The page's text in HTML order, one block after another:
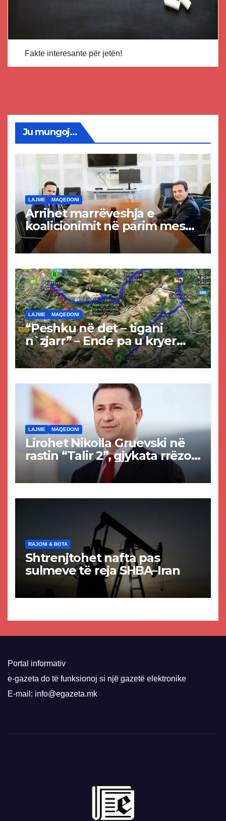
Fakte interesante për jetën!
Ju mungoj...
LAJME MAQEDONI
Arrihet marrëveshja e
koalicionimit në parim mes
Kurtit dhe Abdixhikut
LAJME MAQEDONI
“Peshku në det – tigani
n`zjarr” – Ende pa u kryer
projekti i tunelit, komuna e
Tetovës nis punimet për
LAJME MAQEDONI
Lirohet Nikolla Gruevski në
rastin “Talir 2”, gjykata rrëzon
akuzat për ndërtimin e
paligjshëm të selisë së
RAJONI & BOTA
Shtrenjtohet nafta pas
sulmeve të reja SHBA–Iran
Portal informativ
e-gazeta do të funksionoj si një gazetë elektronike
E-mail: info@egazeta.mk